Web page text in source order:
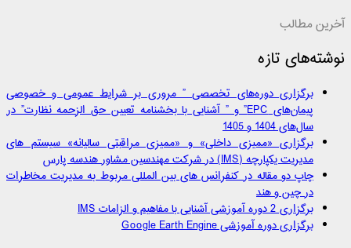
آخرین مطالب
نوشته‌های تازه
برگزاری دوره‌های تخصصی ” مروری بر شرایط عمومی و خصوصی
پیمان‌های EPC” و ” آشنایی با بخشنامه تعیین حق الزحمه نظارت” در
سال‌های 1404 و 1405
برگزاری «ممیزی داخلی» و «ممیزی مراقبتی سالیانه» سیستم های
مدیریت یکپارچه (IMS) در شرکت مهندسین مشاور هندسه پارس
چاپ دو مقاله در کنفرانس های بین المللی مربوط به مدیریت مخاطرات
در چین و هند
برگزاری 2 دوره آموزشی آشنایی با مفاهیم و الزامات IMS
برگزاری دوره آموزشی Google Earth Engine